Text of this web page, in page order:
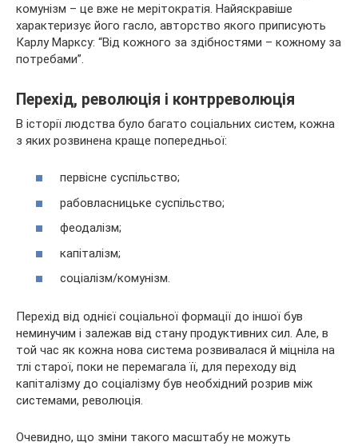
комунізм – це вже не мерітократія. Найяскравіше
характеризує його гасло, авторство якого приписують
Карлу Марксу: “Від кожного за здібностями – кожному за
потребами”.
Перехід, революція і контрреволюція
В історії людства було багато соціальних систем, кожна
з яких розвинена краще попередньої:
первісне суспільство;
рабовласницьке суспільство;
феодалізм;
капіталізм;
соціалізм/комунізм.
Перехід від однієї соціальної формації до іншої був
неминучим і залежав від стану продуктивних сил. Але, в
той час як кожна нова система розвивалася й міцніла на
тлі старої, поки не перемагала її, для переходу від
капіталізму до соціалізму був необхідний розрив між
системами, революція.
Очевидно, що зміни такого масштабу не можуть